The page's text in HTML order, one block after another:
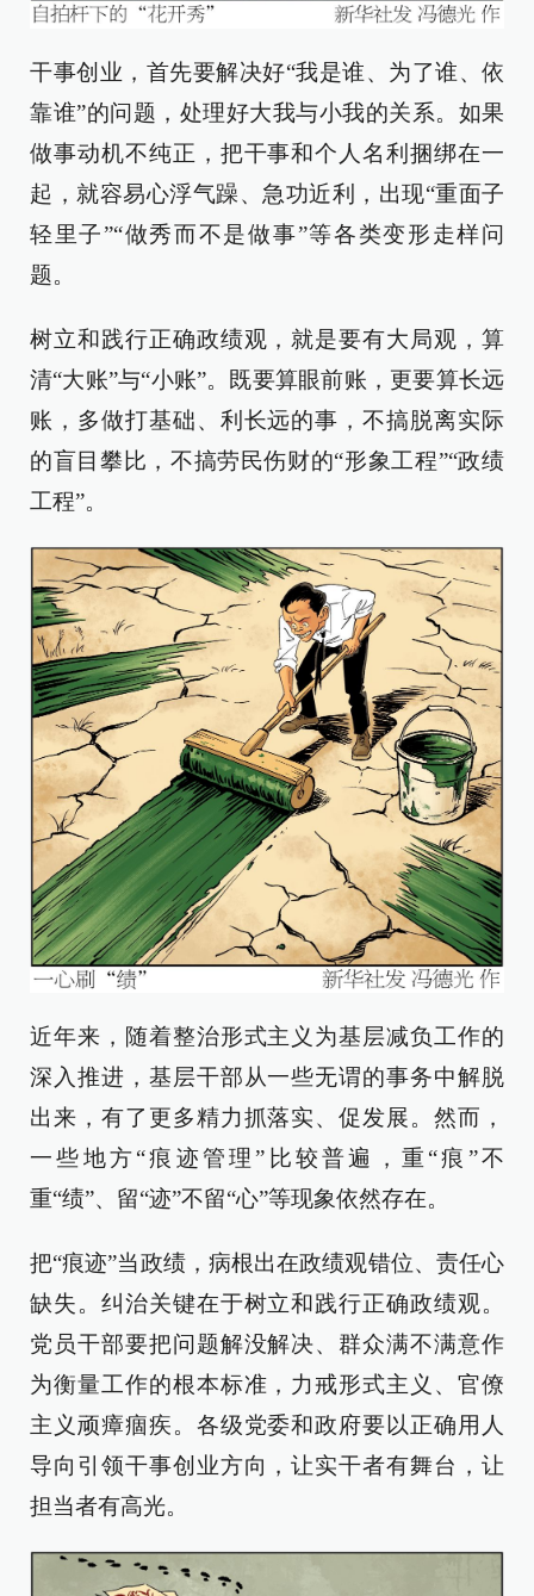
干事创业，首先要解决好“我是谁、为了谁、依
靠谁”的问题，处理好大我与小我的关系。如果
做事动机不纯正，把干事和个人名利捆绑在一
起，就容易心浮气躁、急功近利，出现“重面子
轻里子”“做秀而不是做事”等各类变形走样问
题。
树立和践行正确政绩观，就是要有大局观，算
清“大账”与“小账”。既要算眼前账，更要算长远
账，多做打基础、利长远的事，不搞脱离实际
的盲目攀比，不搞劳民伤财的“形象工程”“政绩
工程”。
近年来，随着整治形式主义为基层减负工作的
深入推进，基层干部从一些无谓的事务中解脱
出来，有了更多精力抓落实、促发展。然而，
一些地方“痕迹管理”比较普遍，重“痕”不
重“绩”、留“迹”不留“心”等现象依然存在。
把“痕迹”当政绩，病根出在政绩观错位、责任心
缺失。纠治关键在于树立和践行正确政绩观。
党员干部要把问题解没解决、群众满不满意作
为衡量工作的根本标准，力戒形式主义、官僚
主义顽瘴痼疾。各级党委和政府要以正确用人
导向引领干事创业方向，让实干者有舞台，让
担当者有高光。